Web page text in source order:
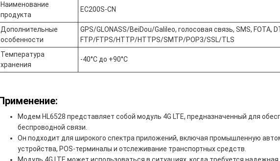
Наименование
продукта
EC200S-CN
Дополнительные
особенности
GPS/GLONASS/BeiDou/Galileo, голосовая связь, SMS, FOTA,
FTP/FTPS/HTTP/HTTPS/SMTP/POP3/SSL/TLS
Температура
хранения
-40°C до +90°C
Модем HL6528 представляет собой модуль 4G LTE, предназначенный для
беспроводной связи.
Он подходит для широкого спектра приложений, включая промышленную
устройства, POS-терминалы и отслеживание транспортных средств.